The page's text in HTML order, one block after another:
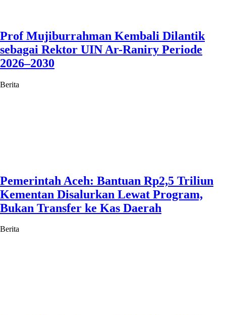
Prof Mujiburrahman Kembali Dilantik
sebagai Rektor UIN Ar-Raniry Periode
2026–2030
Berita
Pemerintah Aceh: Bantuan Rp2,5 Triliun
Kementan Disalurkan Lewat Program,
Bukan Transfer ke Kas Daerah
Berita